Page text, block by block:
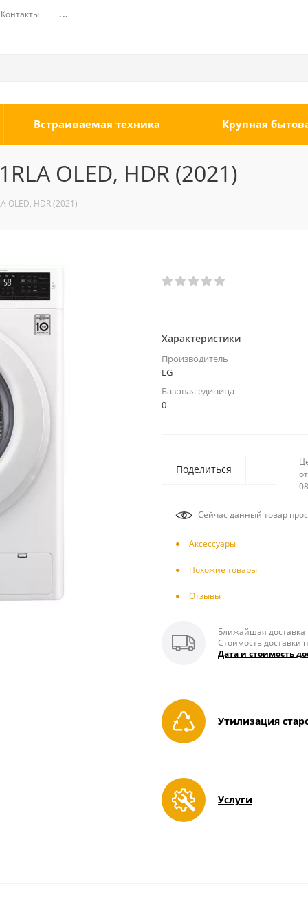
Контакты ...
Встраиваемая техника Крупная
OLED, HDR (2021)
OLED, HDR (2021)
Характеристики
Производитель
LG
Базовая единица
0
Поделиться
Сейчас данный товар
Аксесcуары
Похожие товары
Отзывы
Ближайшая доставка
Стоимость доставки
Дата и стоимость
Утилизация
Услуги